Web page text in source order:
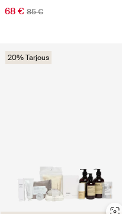
68 € 85 €
20% Tarjous